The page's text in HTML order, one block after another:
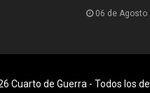
06 de Agosto
Cuarto de Guerra - Todos los